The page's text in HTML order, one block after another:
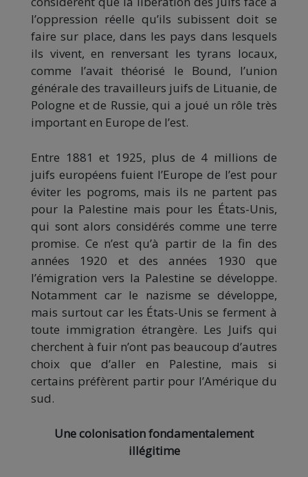
l’oppression réelle qu’ils subissent doit se
faire sur place, dans les pays dans lesquels
ils vivent, en renversant les tyrans locaux,
comme l’avait théorisé le Bound, l’union
générale des travailleurs juifs de Lituanie, de
Pologne et de Russie, qui a joué un rôle très
important en Europe de l’est.
Entre 1881 et 1925, plus de 4 millions de
juifs européens fuient l’Europe de l’est pour
éviter les pogroms, mais ils ne partent pas
pour la Palestine mais pour les États-Unis,
qui sont alors considérés comme une terre
promise. Ce n’est qu’à partir de la fin des
années 1920 et des années 1930 que
l’émigration vers la Palestine se développe.
Notamment car le nazisme se développe,
mais surtout car les États-Unis se ferment à
toute immigration étrangère. Les Juifs qui
cherchent à fuir n’ont pas beaucoup d’autres
choix que d’aller en Palestine, mais si
certains préfèrent partir pour l’Amérique du
sud.
Une colonisation fondamentalement
illégitime